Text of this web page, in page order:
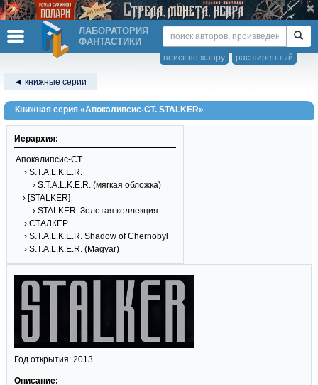
ЛАБОРАТОРИЯ
ФАНТАСТИКИ
расширенный
поиск по жанру
◄ книжные серии
Книжная серия «Апокалипсис-СТ. STALKER»
Иерархия:
Апокалипсис-СТ
› S.T.A.L.K.E.R.
› S.T.A.L.K.E.R. (мягкая обложка)
› [STALKER]
› STALKER. Золотая коллекция
› СТАЛКЕР
› S.T.A.L.K.E.R. Shadow of Chernobyl
› S.T.A.L.K.E.R. (Magyar)
Год открытия: 2013
Описание: